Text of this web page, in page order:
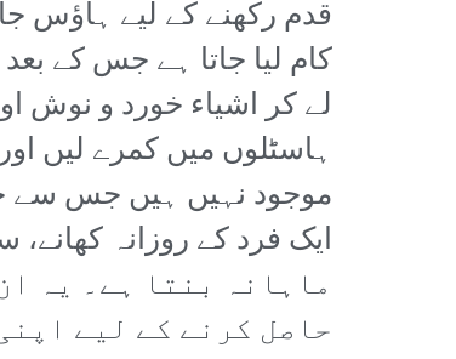
لے کر اشیاء خورد و نوش
ہاسٹلوں میں کمرے لیں
موجود نہیں ہیں جس سے
ماہانہ بنتا ہے۔ یہ
حاصل کرنے کے لیے